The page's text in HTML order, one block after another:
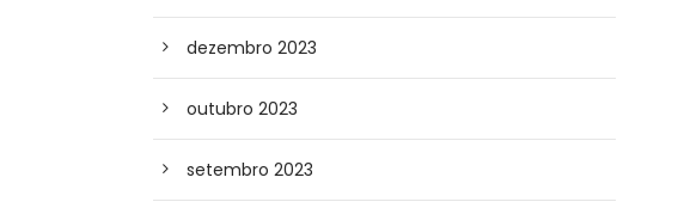
dezembro 2023
outubro 2023
setembro 2023